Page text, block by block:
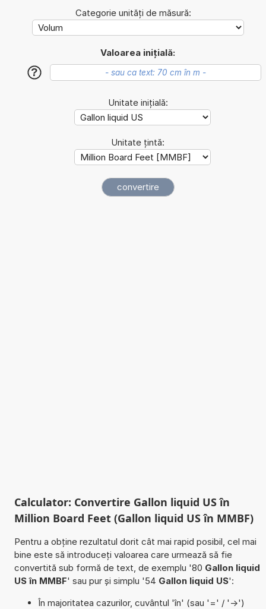
Categorie unități de măsură:
Valoarea inițială:
?
Unitate inițială:
Unitate țintă:
Calculator: Convertire Gallon liquid US în
Million Board Feet (Gallon liquid US în MMBF)
Pentru a obține rezultatul dorit cât mai rapid posibil, cel mai
bine este să introduceți valoarea care urmează să fie
convertită sub formă de text, de exemplu '80 Gallon liquid
US în MMBF' sau pur și simplu '54 Gallon liquid US':
În majoritatea cazurilor, cuvântul 'în' (sau '=' / '->')